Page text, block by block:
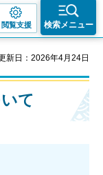
閲覧支援 検索メニュー
新日：2026年4月24日
て